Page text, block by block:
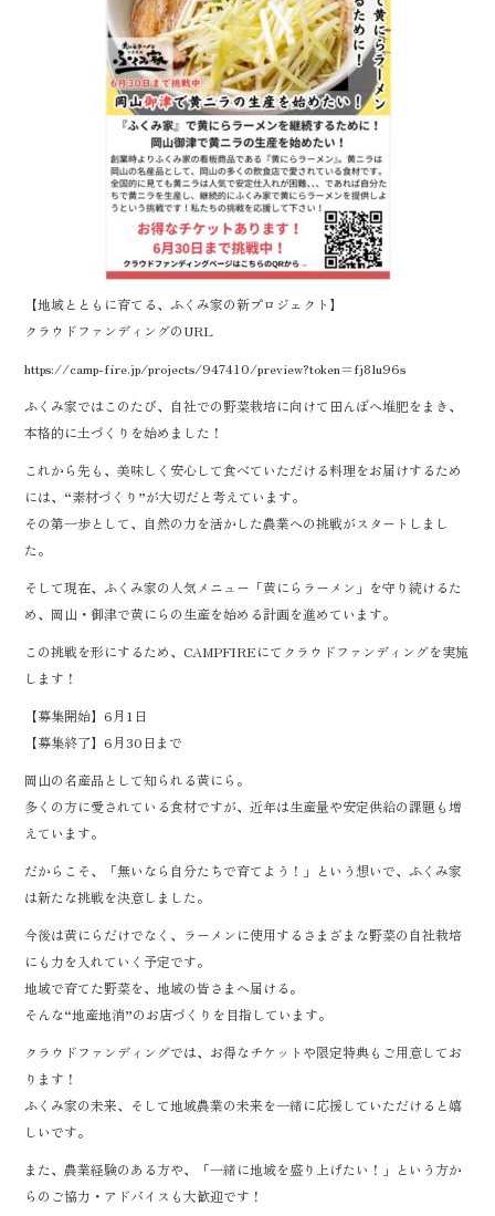
【地域とともに育てる、ふくみ家の新プロジェクト】
クラウドファンディングのURL
https://camp-fire.jp/projects/947410/preview?token=fj8lu96s
ふくみ家ではこのたび、自社での野菜栽培に向けて田んぼへ堆肥をまき、
本格的に土づくりを始めました！
これから先も、美味しく安心して食べていただける料理をお届けするため
には、“素材づくり”が大切だと考えています。
その第一歩として、自然の力を活かした農業への挑戦がスタートしまし
た。
そして現在、ふくみ家の人気メニュー「黄にらラーメン」を守り続けるた
め、岡山・御津で黄にらの生産を始める計画を進めています。
この挑戦を形にするため、CAMPFIREにてクラウドファンディングを実施
します！
【募集開始】6月1日
【募集終了】6月30日まで
岡山の名産品として知られる黄にら。
多くの方に愛されている食材ですが、近年は生産量や安定供給の課題も増
えています。
だからこそ、「無いなら自分たちで育てよう！」という想いで、ふくみ家
は新たな挑戦を決意しました。
今後は黄にらだけでなく、ラーメンに使用するさまざまな野菜の自社栽培
にも力を入れていく予定です。
地域で育てた野菜を、地域の皆さまへ届ける。
そんな“地産地消”のお店づくりを目指しています。
クラウドファンディングでは、お得なチケットや限定特典もご用意してお
ります！
ふくみ家の未来、そして地域農業の未来を一緒に応援していただけると嬉
しいです。
また、農業経験のある方や、「一緒に地域を盛り上げたい！」という方か
らのご協力・アドバイスも大歓迎です！